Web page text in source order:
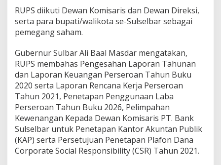
S
B
k
S
u
l
s
e
l
b
a
r
RUPS diikuti Dewan Komisaris dan Dewan Direksi,
serta para bupati/walikota se-Sulselbar sebagai
pemegang saham.
Gubernur Sulbar Ali Baal Masdar mengatakan,
RUPS membahas Pengesahan Laporan Tahunan
dan Laporan Keuangan Perseroan Tahun Buku
2020 serta Laporan Rencana Kerja Perseroan
Tahun 2021, Penetapan Penggunaan Laba
Perseroan Tahun Buku 2026, Pelimpahan
Kewenangan Kepada Dewan Komisaris PT. Bank
Sulselbar untuk Penetapan Kantor Akuntan Publik
(KAP) serta Persetujuan Penetapan Plafon Dana
Corporate Social Responsibility (CSR) Tahun 2021.